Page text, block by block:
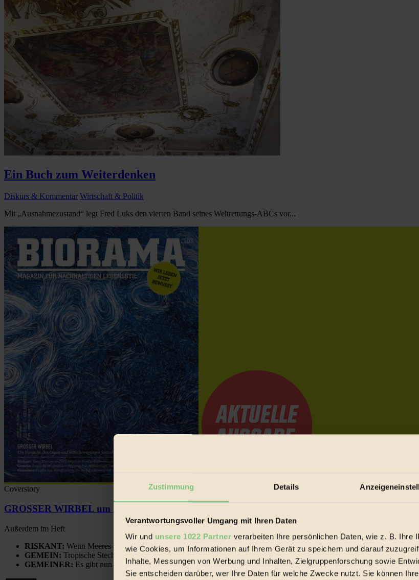
Zustimmung Details
Verantwortungsvoller Umgang mit Ihren Daten
Wir und unsere 1022 Partner verarbeiten Ihre persönlichen Daten, wie z. B. Ihre
wie Cookies, um Informationen auf Ihrem Gerät zu speichern und darauf
Inhalte, Messungen von Werbung und Inhalten, Zielgruppenforschung sowie
Sie entscheiden darüber, wer Ihre Daten für welche Zwecke nutzt. Sie können
Ein Buch zum Weiterdenken
Diskurs & Kommentar Wirtschaft & Politik
Mit „Ausnahmezustand“ legt Fred Luks den vierten Band seines Weltrettungs-ABCs vor...
Coverstory
GROSSER WIRBEL um Versuche, den Ozean und seine Bewegungen festzuhalten.
Außerdem im Heft
RISKANT: Wenn Meeres- und Wildvögel im Freilandhühnerbetrieb vorbeischauen.
GEMEIN: Tropische Stechmücken fühlen sich in Mitteleuropa inziwschen oft zu Hause.
GEMEINER: Es gibt nun Weinflaschen, die nach Entleerung voll wieder zu dir zurückkommen.